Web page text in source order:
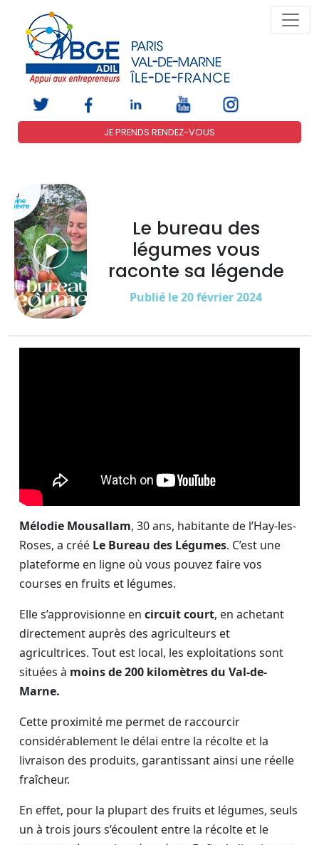
JE PRENDS RENDEZ-VOUS
Le bureau des
légumes vous
raconte sa légende
Publié le 20 février 2024
Mélodie Mousallam, 30 ans, habitante de l’Hay-les-
Roses, a créé Le Bureau des Légumes. C’est une
plateforme en ligne où vous pouvez faire vos
courses en fruits et légumes.
Elle s’approvisionne en circuit court, en achetant
directement auprès des agriculteurs et
agricultrices. Tout est local, les exploitations sont
situées à moins de 200 kilomètres du Val-de-
Marne.
Cette proximité me permet de raccourcir
considérablement le délai entre la récolte et la
livraison des produits, garantissant ainsi une réelle
fraîcheur.
En effet, pour la plupart des fruits et légumes, seuls
un à trois jours s’écoulent entre la récolte et le